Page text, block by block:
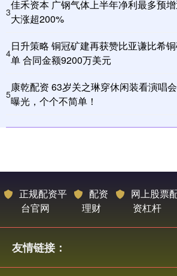
3
佳禾资本 广钢气体上半年净利最多预
大涨超200%
4
日升策略 铜冠矿建再获赞比亚谦比希
单 合同金额9200万美元
5
康乾配资 63岁关之琳穿休闲装看演唱
曝光，个个不简单！
正规配资平
台官网
配资
理财
网上股票
资杠杆
友情链接：